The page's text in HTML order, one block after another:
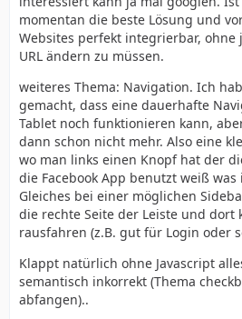
momentan die beste Lösung und
Websites perfekt integrierbar,
URL ändern zu müssen.
weiteres Thema: Navigation. Ich
gemacht, dass eine dauerhafte
Tablet noch funktionieren kann,
dann schon nicht mehr. Also eine
wo man links einen Knopf hat der
die Facebook App benutzt weiß was
Gleiches bei einer möglichen
die rechte Seite der Leiste und dort
rausfahren (z.B. gut für Login oder
Klappt natürlich ohne Javascript
semantisch inkorrekt (Thema
abfangen)..